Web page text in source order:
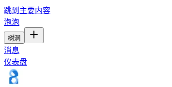
跳到主要内容
泡泡
树洞
消息
仪表盘